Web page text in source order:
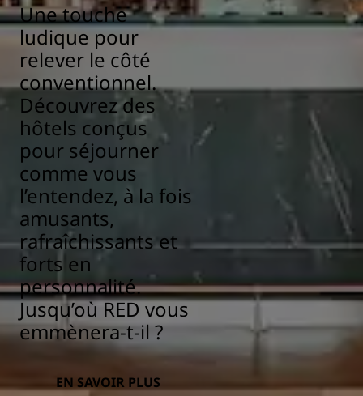
Une touche
ludique pour
relever le côté
conventionnel.
Découvrez des
hôtels conçus
pour séjourner
comme vous
l’entendez, à la fois
amusants,
rafraîchissants et
forts en
personnalité.
Jusqu’où RED vous
emmènera-t-il ?
EN SAVOIR PLUS